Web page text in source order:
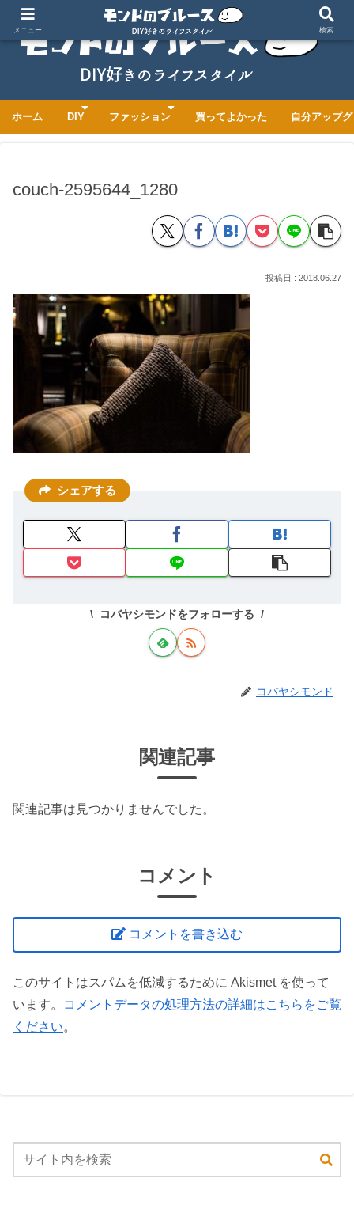
ホーム DIY ファッション 買ってよかった 自分アップ
couch-2595644_1280
2018.06.27
シェアする
コバヤシモンドをフォローする
コバヤシモンド
関連記事
関連記事は見つかりませんでした。
コメント
コメントを書き込む
このサイトはスパムを低減するために Akismet を使って
います。
コメントデータの処理方法の詳細はこちらをご覧
ください。
メニュー 検索